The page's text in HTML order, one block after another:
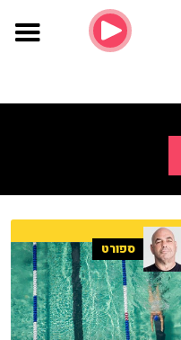
ספורט